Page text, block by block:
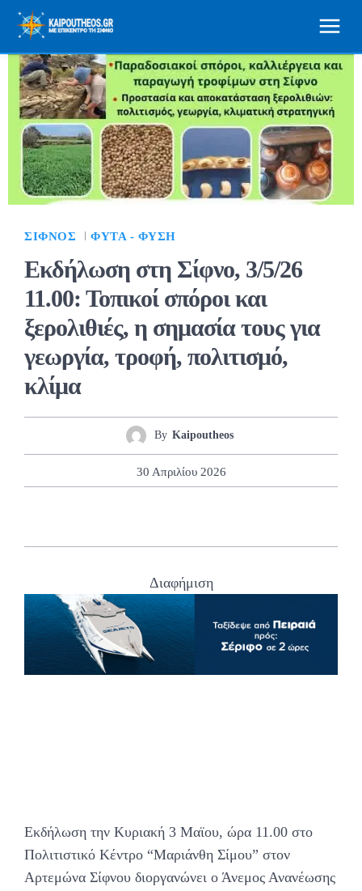
ΣΊΦΝΟΣ ΦΥΤΆ - ΦΎΣΗ
Εκδήλωση στη Σίφνο, 3/5/26
11.00: Τοπικοί σπόροι και
ξερολιθιές, η σημασία τους για
γεωργία, τροφή, πολιτισμό,
κλίμα
By Kaipoutheos
30 Απριλίου 2026
Διαφήμιση
Εκδήλωση την Κυριακή 3 Μαϊου, ώρα 11.00 στο
Πολιτιστικό Κέντρο “Μαριάνθη Σίμου” στον
Αρτεμώνα Σίφνου διοργανώνει ο Άνεμος Ανανέωσης